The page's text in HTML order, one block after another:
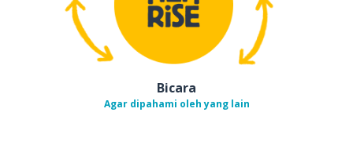
Bicara
Agar dipahami oleh yang lain